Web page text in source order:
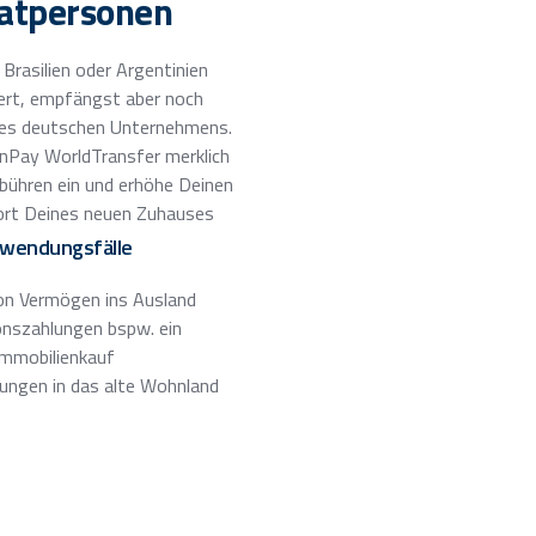
oder Argentinien
empfängst aber noch
deutschen Unternehmens.
WorldTransfer merklich
ein und erhöhe Deinen
Deines neuen Zuhauses
Vermögen ins Ausland
bspw. ein
in das alte Wohnland